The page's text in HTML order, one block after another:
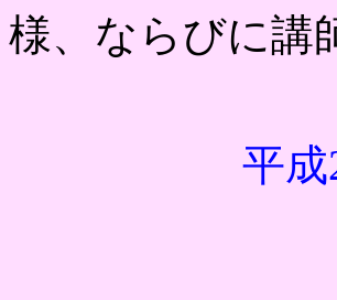
様、ならびに講
平成